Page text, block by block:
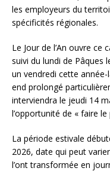
les employeurs du
spécificités régionales.
Le Jour de l’An ouvre ce
suivi du lundi de Pâques
un vendredi cette
end prolongé
interviendra le jeudi 14
l’opportunité de « faire
La période estivale
2026, date qui peut
l’ont transformée en